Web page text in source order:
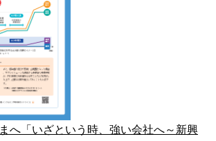
へ「いざという時、強い会社へ～新興